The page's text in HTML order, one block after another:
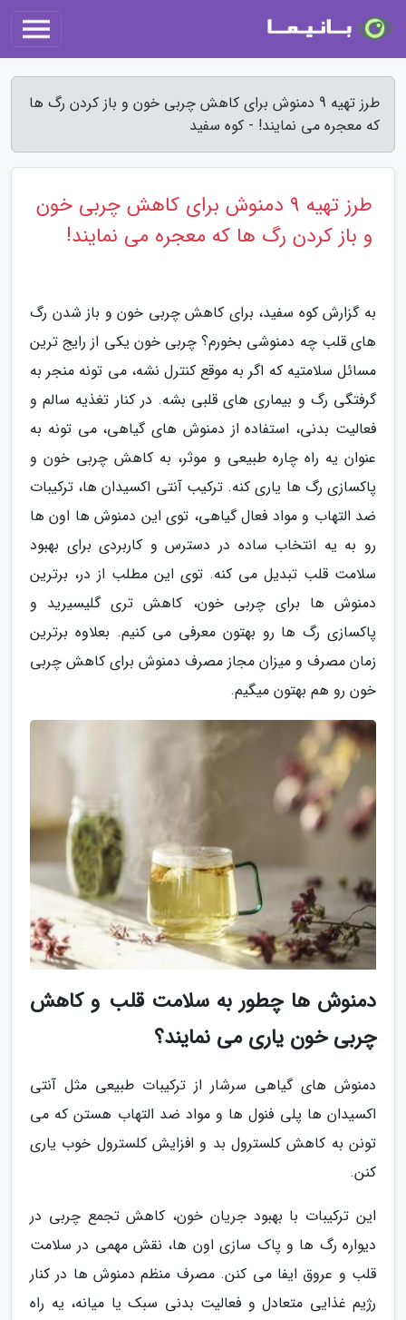
طرز تهیه 9 دمنوش برای کاهش چربی خون و باز کردن رگ ها
که معجره می نمایند! - کوه سفید
طرز تهیه 9 دمنوش برای کاهش چربی خون
و باز کردن رگ ها که معجره می نمایند!
به گزارش کوه سفید، برای کاهش چربی خون و باز شدن رگ
های قلب چه دمنوشی بخورم؟ چربی خون یکی از رایج ترین
مسائل سلامتیه که اگر به موقع کنترل نشه، می تونه منجر به
گرفتگی رگ و بیماری های قلبی بشه. در کنار تغذیه سالم و
فعالیت بدنی، استفاده از دمنوش های گیاهی، می تونه به
عنوان یه راه چاره طبیعی و موثر، به کاهش چربی خون و
پاکسازی رگ ها یاری کنه. ترکیب آنتی اکسیدان ها، ترکیبات
ضد التهاب و مواد فعال گیاهی، توی این دمنوش ها اون ها
رو به یه انتخاب ساده در دسترس و کاربردی برای بهبود
سلامت قلب تبدیل می کنه. توی این مطلب از در، برترین
دمنوش ها برای چربی خون، کاهش تری گلیسیرید و
پاکسازی رگ ها رو بهتون معرفی می کنیم. بعلاوه برترین
زمان مصرف و میزان مجاز مصرف دمنوش برای کاهش چربی
خون رو هم بهتون میگیم.
دمنوش ها چطور به سلامت قلب و کاهش
چربی خون یاری می نمایند؟
دمنوش های گیاهی سرشار از ترکیبات طبیعی مثل آنتی
اکسیدان ها پلی فنول ها و مواد ضد التهاب هستن که می
تونن به کاهش کلسترول بد و افزایش کلسترول خوب یاری
کنن.
این ترکیبات با بهبود جریان خون، کاهش تجمع چربی در
دیواره رگ ها و پاک سازی اون ها، نقش مهمی در سلامت
قلب و عروق ایفا می کنن. مصرف منظم دمنوش ها در کنار
رژیم غذایی متعادل و فعالیت بدنی سبک یا میانه، یه راه